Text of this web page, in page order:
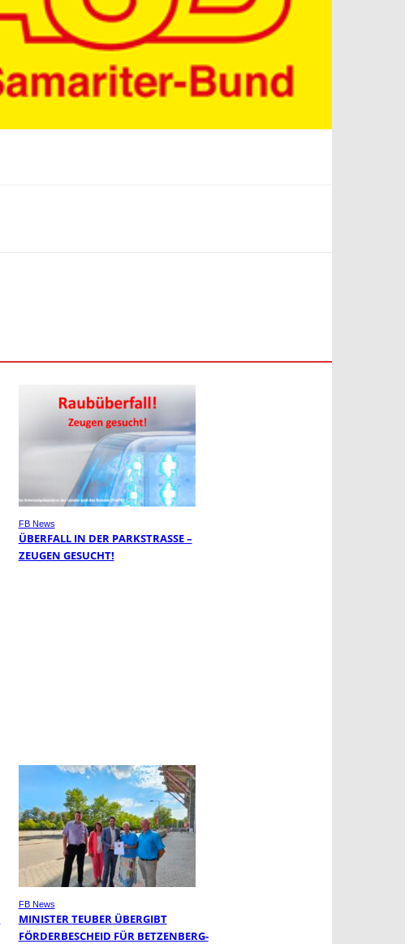
FB News
ÜBERFALL IN DER PARKSTRASSE – Z
EUGEN GESUCHT!
FB News
MINISTER TEUBER ÜBERGIBT
FÖRDERBESCHEID FÜR BETZENBERG-